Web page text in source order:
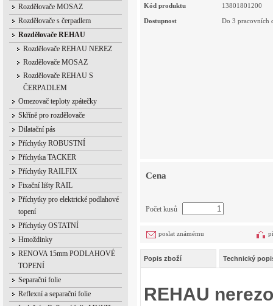
Rozdělovače MOSAZ
Rozdělovače s čerpadlem
Rozdělovače REHAU
Rozdělovače REHAU NEREZ
Rozdělovače MOSAZ
Rozdělovače REHAU S
ČERPADLEM
Omezovač teploty zpátečky
Skříně pro rozdělovače
Dilatační pás
Příchytky ROBUSTNÍ
Příchytka TACKER
Příchytky RAILFIX
Fixační lišty RAIL
Příchytky pro elektrické podlahové
topení
Příchytky OSTATNÍ
Hmoždinky
RENOVA 15mm PODLAHOVÉ
TOPENÍ
Separační folie
Reflexní a separační folie
Kód produktu 13801801200
Dostupnost Do 3 pracovních
Cena
Počet kusů
poslat známému
Popis zboží Technický
REHAU